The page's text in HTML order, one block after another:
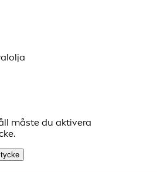
måste du aktivera